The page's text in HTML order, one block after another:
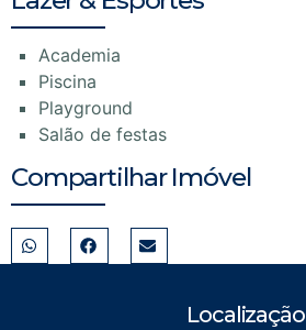
Academia
Piscina
Playground
Salão de festas
Compartilhar Imóvel
Localização